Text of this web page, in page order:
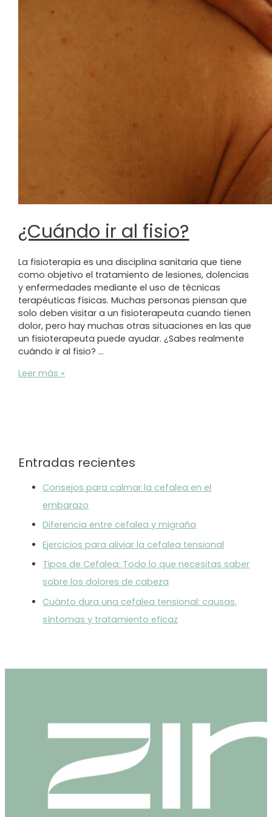
¿Cuándo ir al fisio?
La fisioterapia es una disciplina sanitaria que tiene
como objetivo el tratamiento de lesiones, dolencias
y enfermedades mediante el uso de técnicas
terapéuticas físicas. Muchas personas piensan que
solo deben visitar a un fisioterapeuta cuando tienen
dolor, pero hay muchas otras situaciones en las que
un fisioterapeuta puede ayudar. ¿Sabes realmente
cuándo ir al fisio? …
¿Cuándo
Leer más »
Entradas recientes
Consejos para calmar la cefalea en el
embarazo
Diferencia entre cefalea y migraña
Ejercicios para aliviar la cefalea tensional
Tipos de Cefalea: Todo lo que necesitas saber
sobre los dolores de cabeza
Cuánto dura una cefalea tensional: causas,
síntomas y tratamiento eficaz